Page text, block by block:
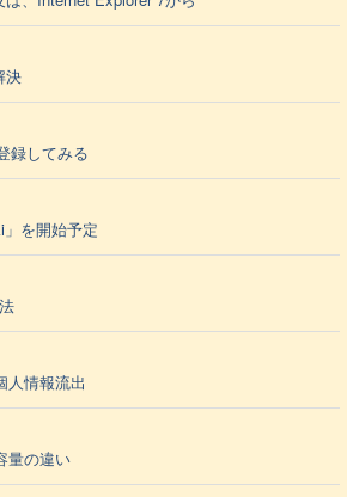
決
録してみる
」を開始予定
人情報流出
量の違い